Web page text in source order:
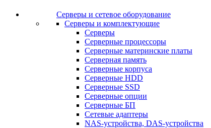
Серверы и сетевое оборудование
Серверы и комплектующие
Серверы
Серверные процессоры
Серверные материнские платы
Серверная память
Серверные корпуса
Серверные HDD
Серверные SSD
Серверные опции
Серверные БП
Сетевые адаптеры
NAS-устройства, DAS-устройства